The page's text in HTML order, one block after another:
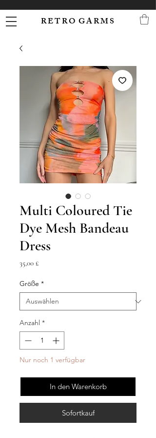
R E T R O G A R M S
Multi Coloured Tie
Dye Mesh Bandeau
Dress
35,00 £Preis
Größe *
Anzahl *
Nur noch 1 verfügbar
In den Warenkorb
Sofortkauf